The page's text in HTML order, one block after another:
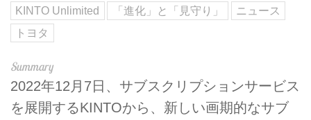
KINTO Unlimited
「進化」と「見守り」
ニュース
トヨタ
2022年12月7日、サブスクリプションサービス
を展開するKINTOから、新しい画期的なサブ